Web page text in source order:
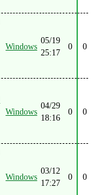
Windows
05/19
25:17
0 0
Windows
04/29
18:16
0 0
Windows
03/12
17:27
0 0